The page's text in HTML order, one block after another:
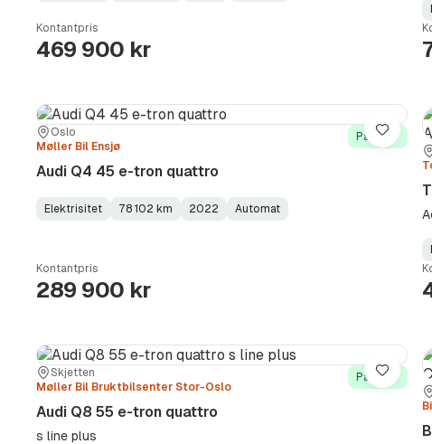
Kontantpris
469 900 kr
Sted:
Oslo
Forhandler:
Møller Bil Ensjø
På lager
Audi Q4 45 e-tron quattro
Fuel
Elektrisitet
Kilometerstand:
78 102 km
Model
2022
Gearbox
Automat
Kontantpris
289 900 kr
Lagre
Sted:
Skjetten
Forhandler:
Møller Bil Bruktbilsenter Stor-Oslo
På lager
Audi Q8 55 e-tron quattro
s line plus
Lagre